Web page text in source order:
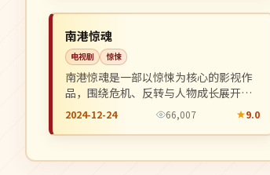
英国
南港惊魂
电视剧 惊悚
南港惊魂是一部以惊悚为核心的影视作
品，围绕危机、反转与人物成长展开，
整体节奏紧凑，值得推荐观看。
2024-12-24 66,007 9.0